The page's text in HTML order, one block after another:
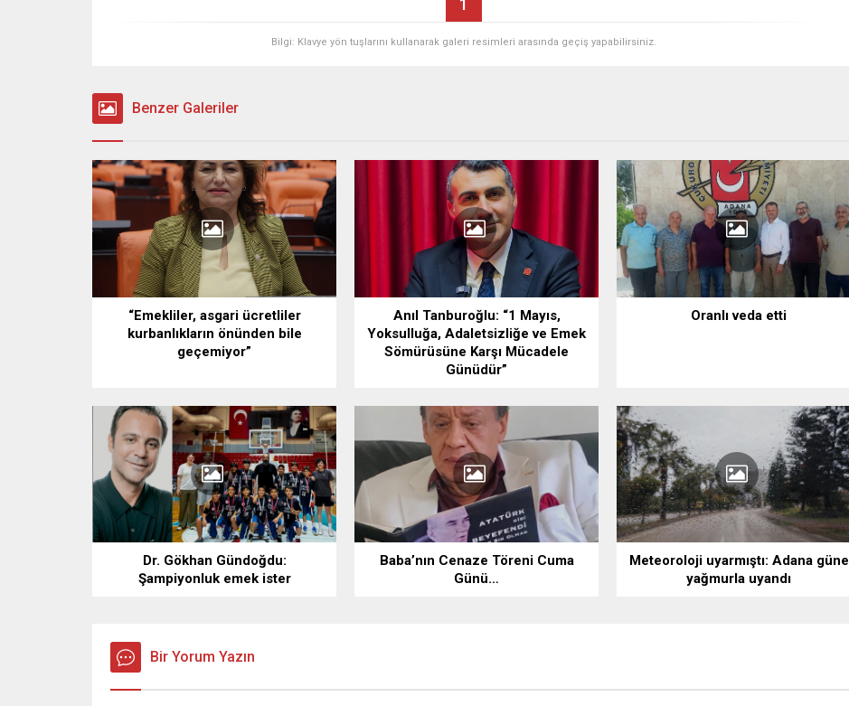
Bilgi: Klavye yön tuşlarını kullanarak galeri resimleri arasında geçiş yapabilirsiniz.
Benzer Galeriler
“Emekliler, asgari ücretliler
kurbanlıkların önünden bile
geçemiyor”
Anıl Tanburoğlu: “1 Mayıs,
Yoksulluğa, Adaletsizliğe ve Emek
Sömürüsüne Karşı Mücadele
Günüdür”
Oranlı veda etti
Dr. Gökhan Gündoğdu:
Şampiyonluk emek ister
Baba’nın Cenaze Töreni Cuma
Günü…
Meteoroloji uyarmıştı: Adana güne
yağmurla uyandı
Bir Yorum Yazın